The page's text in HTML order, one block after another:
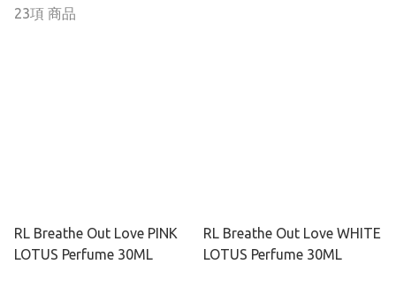
23項 商品
RL Breathe Out Love PINK
LOTUS Perfume 30ML
RL Breathe Out Love WHITE
LOTUS Perfume 30ML